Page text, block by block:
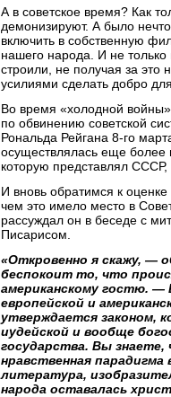
А в советское время? Как
демонизируют. А было
включить в собственную
нашего народа. И не
строили, не получая за это
усилиями сделать добро
Во время «холодной
по обвинению советской
Рональда Рейгана 8-го
осуществлялась еще более
которую представлял
И вновь обратимся к
чем это имело место в
рассуждал он в беседе с
Писарисом.
«Откровенно я скажу, —
беспокоит то, что
американскому гостю. —
европейской и
утверждается законом,
иудейской и вообще
государства. Вы
нравственная
литература,
народа оставалась